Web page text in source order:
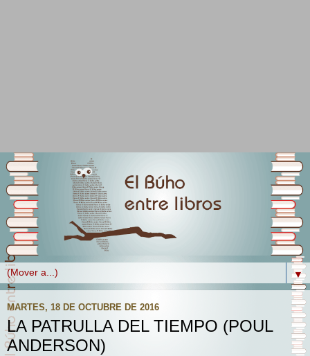
▼
MARTES, 18 DE OCTUBRE DE 2016
LA PATRULLA DEL TIEMPO (POUL
ANDERSON)